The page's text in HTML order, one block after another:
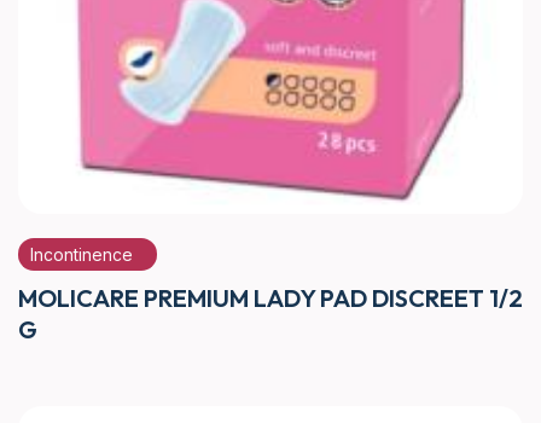
Incontinence
MOLICARE PREMIUM LADY PAD DISCREET 1/2
G